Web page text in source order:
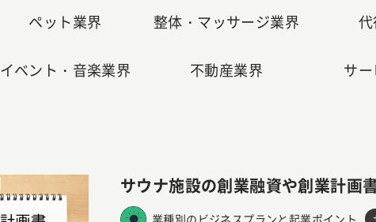
ペット業界 整体・マッサージ業界
イベント・音楽業界 不動産業界 サ
サウナ施設の創業融資や創業計画